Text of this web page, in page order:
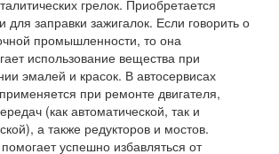
грелок. Приобретается
для заправки зажигалок. Если говорить о
промышленности, то она
использование вещества при
эмалей и красок. В автосервисах
при ремонте двигателя,
(как автоматической, так и
а также редукторов и мостов.
успешно избавляться от